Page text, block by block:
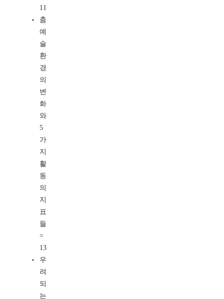
11
춤
예
술
환
경
의
변
화
와
5
가
지
활
동
의
지
표
들
=
13
우
려
되
는